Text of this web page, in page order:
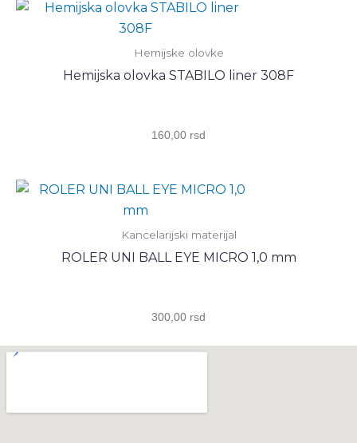
Hemijske olovke
Hemijska olovka STABILO liner 308F
160,00 rsd
Kancelarijski materijal
ROLER UNI BALL EYE MICRO 1,0 mm
300,00 rsd